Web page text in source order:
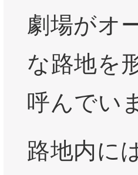
劇場がオ
な路地を
呼んでい
路地内に